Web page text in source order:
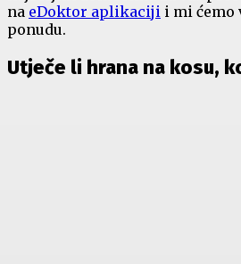
na eDoktor aplikaciji i mi ćemo
ponudu.
Utječe li hrana na kosu,